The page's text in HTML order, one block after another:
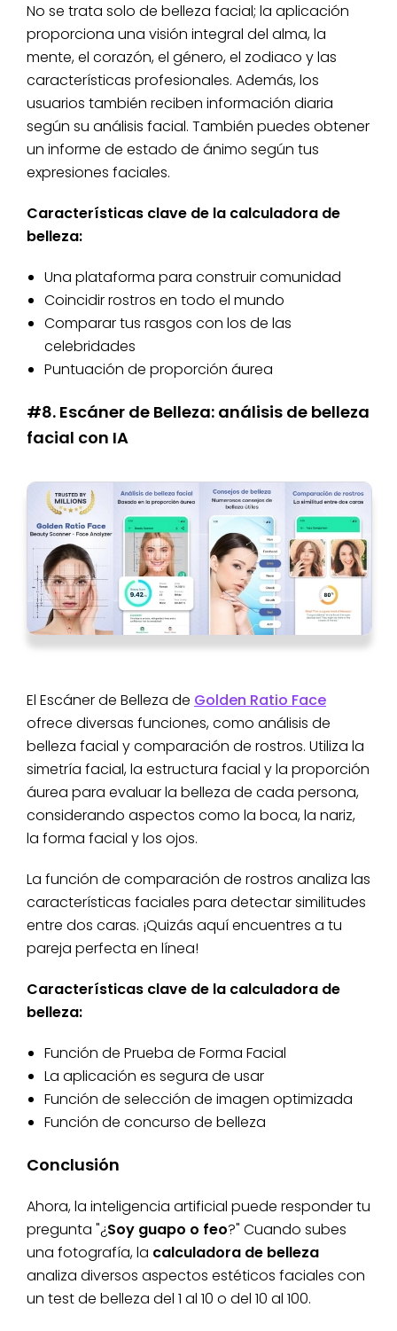
No se trata solo de belleza facial; la aplicación
proporciona una visión integral del alma, la
mente, el corazón, el género, el zodiaco y las
características profesionales. Además, los
usuarios también reciben información diaria
según su análisis facial. También puedes obtener
un informe de estado de ánimo según tus
expresiones faciales.
Características clave de la calculadora de
belleza:
Una plataforma para construir comunidad
Coincidir rostros en todo el mundo
Comparar tus rasgos con los de las
celebridades
Puntuación de proporción áurea
#8. Escáner de Belleza: análisis de belleza
facial con IA
El Escáner de Belleza de Golden Ratio Face
ofrece diversas funciones, como análisis de
belleza facial y comparación de rostros. Utiliza la
simetría facial, la estructura facial y la proporción
áurea para evaluar la belleza de cada persona,
considerando aspectos como la boca, la nariz,
la forma facial y los ojos.
La función de comparación de rostros analiza las
características faciales para detectar similitudes
entre dos caras. ¡Quizás aquí encuentres a tu
pareja perfecta en línea!
Características clave de la calculadora de
belleza:
Función de Prueba de Forma Facial
La aplicación es segura de usar
Función de selección de imagen optimizada
Función de concurso de belleza
Conclusión
Ahora, la inteligencia artificial puede responder tu
pregunta "¿Soy guapo o feo?" Cuando subes
una fotografía, la calculadora de belleza
analiza diversos aspectos estéticos faciales con
un test de belleza del 1 al 10 o del 10 al 100.